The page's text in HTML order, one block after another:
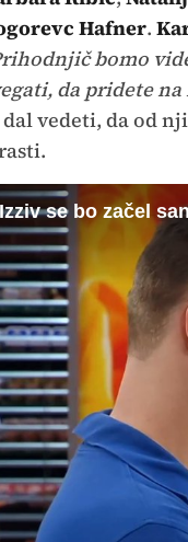
Hafner.
bomo
da pridete
vedeti, da od
se bo začel